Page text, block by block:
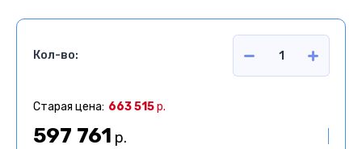
Кол-во:
Старая цена: 663 515р.
597 761 р.